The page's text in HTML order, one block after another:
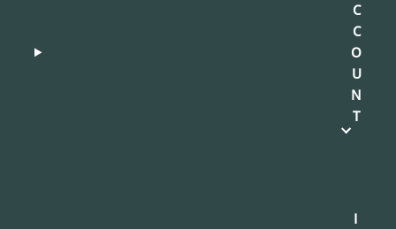
C
C
O
U
N
T
I